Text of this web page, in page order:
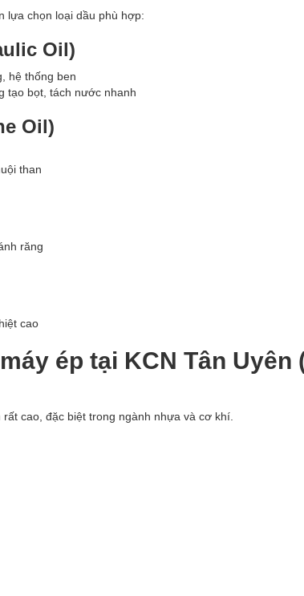
lựa chọn loại dầu phù hợp:
Oil)
hệ thống ben
tạo bọt, tách nước nhanh
Oil)
than
răng
cao
ép tại KCN Tân Uyên
cao, đặc biệt trong ngành nhựa và cơ khí.